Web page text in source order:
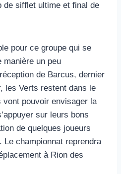
de sifflet ultime et final de
pour ce groupe qui se
manière un peu
de Barcus, dernier
les Verts restent dans le
vont pouvoir envisager la
sur leurs bons
de quelques joueurs
championnat reprendra
à Rion des